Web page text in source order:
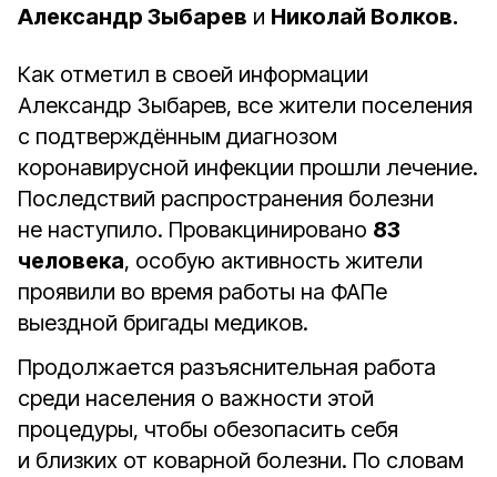
Александр Зыбарев и Николай Волков.
Как отметил в своей информации
Александр Зыбарев, все жители поселения
с подтверждённым диагнозом
коронавирусной инфекции прошли лечение.
Последствий распространения болезни
не наступило. Провакцинировано 83
человека, особую активность жители
проявили во время работы на ФАПе
выездной бригады медиков.
Продолжается разъяснительная работа
среди населения о важности этой
процедуры, чтобы обезопасить себя
и близких от коварной болезни. По словам